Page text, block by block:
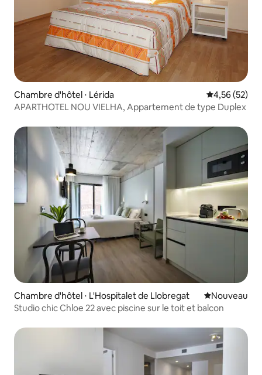
Chambre d'hôtel ⋅ Lérida Évaluation
4,56 (52)
APARTHOTEL NOU VIELHA, Appartement de type Duplex
Chambre d'hôtel ⋅ L'Hospitalet de Llobregat Nouvel
Nouveau
Studio chic Chloe 22 avec piscine sur le toit et balcon